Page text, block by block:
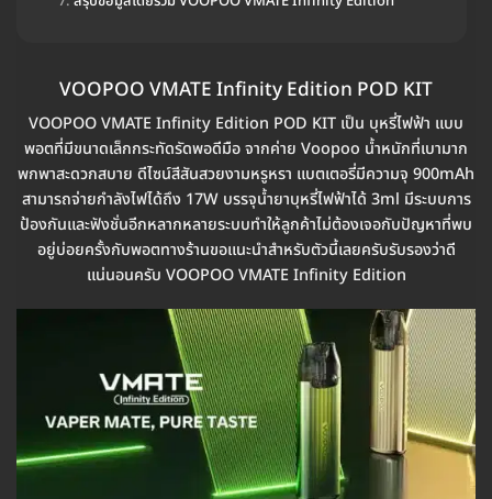
VOOPOO VMATE Infinity Edition POD KIT
VOOPOO VMATE Infinity Edition POD KIT เป็น บุหรี่ไฟฟ้า แบบ
พอตที่มีขนาดเล็กกระทัดรัดพอดีมือ จากค่าย Voopoo น้ำหนักที่เบามาก
พกพาสะดวกสบาย ดีไซน์สีสันสวยงามหรูหรา แบตเตอรี่มีความจุ 900mAh
สามารถจ่ายกำลังไฟได้ถึง 17W บรรจุน้ำยาบุหรี่ไฟฟ้าได้ 3ml มีระบบการ
ป้องกันและฟังชั่นอีกหลากหลายระบบทำให้ลูกค้าไม่ต้องเจอกับปัญหาที่พบ
อยู่บ่อยครั้งกับพอตทางร้านขอแนะนำสำหรับตัวนี้เลยครับรับรองว่าดี
แน่นอนครับ VOOPOO VMATE Infinity Edition